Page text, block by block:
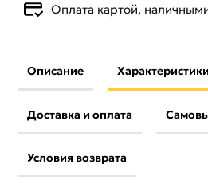
Оплата картой,
Описание Характеристики
Доставка и оплата
Условия возврата